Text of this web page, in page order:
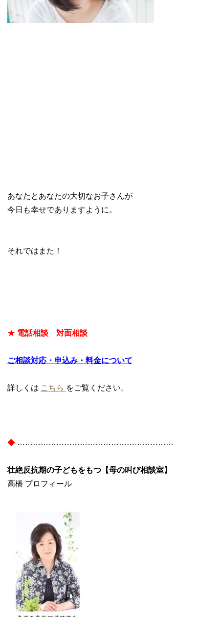
あなたとあなたの大切なお子さんが
今日も幸せでありますように。
それではまた！
★ 電話相談 対面相談
ご相談対応・申込み・料金について
詳しくは こちら をご覧ください。
◆ ……………………………………………………
壮絶反抗期の子どもをもつ【母の叫び相談室】
高橋 プロフィール